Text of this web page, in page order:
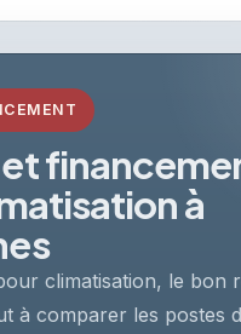
à
climatisation, le bon
à comparer les postes